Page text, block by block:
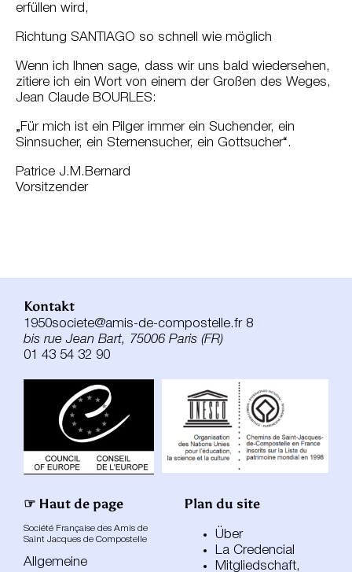
erfüllen wird,
Richtung SANTIAGO so schnell wie möglich
Wenn ich Ihnen sage, dass wir uns bald wiedersehen,
zitiere ich ein Wort von einem der Großen des Weges,
Jean Claude BOURLES:
„Für mich ist ein Pilger immer ein Suchender, ein
Sinnsucher, ein Sternensucher, ein Gottsucher“.
Patrice J.M.Bernard
Vorsitzender
☞ Haut de page
Société Française des Amis de
Saint Jacques de Compostelle
Allgemeine
Kontakt
1950societe@amis-de-compostelle.fr 8
bis rue Jean Bart, 75006 Paris (FR)
01 43 54 32 90
Plan du site
Über
La Credencial
Mitgliedschaft,